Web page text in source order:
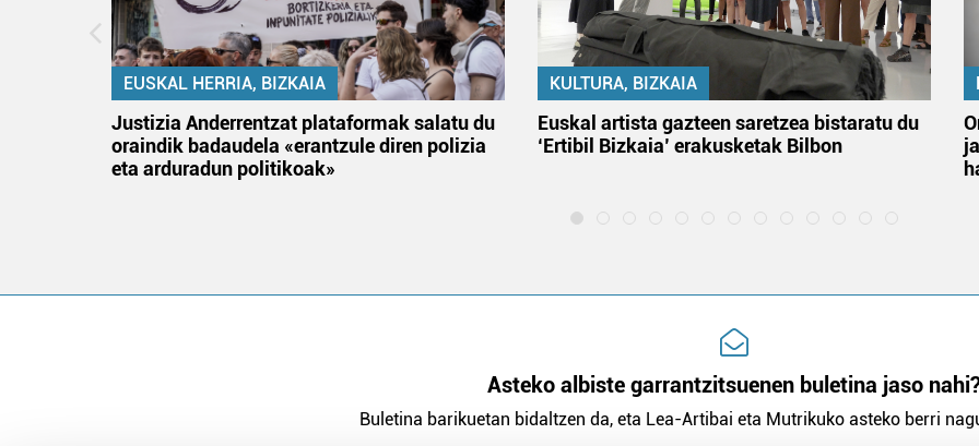
EUSKAL HERRIA, BIZKAIA
Justizia Anderrentzat plataformak salatu du
oraindik badaudela «erantzule diren polizia
eta arduradun politikoak»
KULTURA, BIZKAIA
Euskal artista gazteen saretzea bistaratu du
‘Ertibil Bizkaia’ erakusketak Bilbon
Asteko albiste garrantzitsuenen buletina jaso
Buletina barikuetan bidaltzen da, eta Lea-Artibai eta Mutrikuko asteko berri